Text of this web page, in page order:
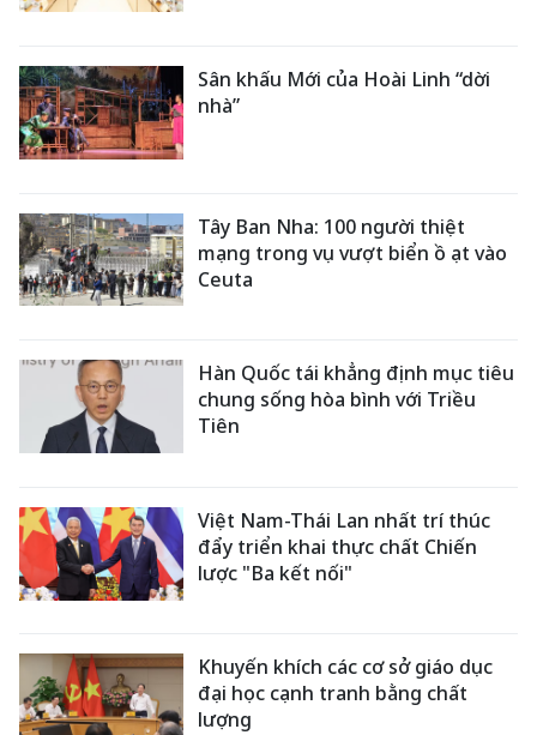
Sân khấu Mới của Hoài Linh “dời
nhà”
Tây Ban Nha: 100 người thiệt
mạng trong vụ vượt biển ồ ạt vào
Ceuta
Hàn Quốc tái khẳng định mục tiêu
chung sống hòa bình với Triều
Tiên
Việt Nam-Thái Lan nhất trí thúc
đẩy triển khai thực chất Chiến
lược "Ba kết nối"
Khuyến khích các cơ sở giáo dục
đại học cạnh tranh bằng chất
lượng